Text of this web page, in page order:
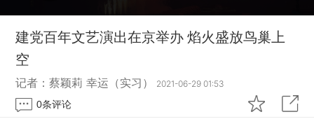
建党百年文艺演出在京举办 焰火盛放鸟巢上
空
记者：蔡颖莉 幸运（实习） 2021-06-29 01:53
0条评论